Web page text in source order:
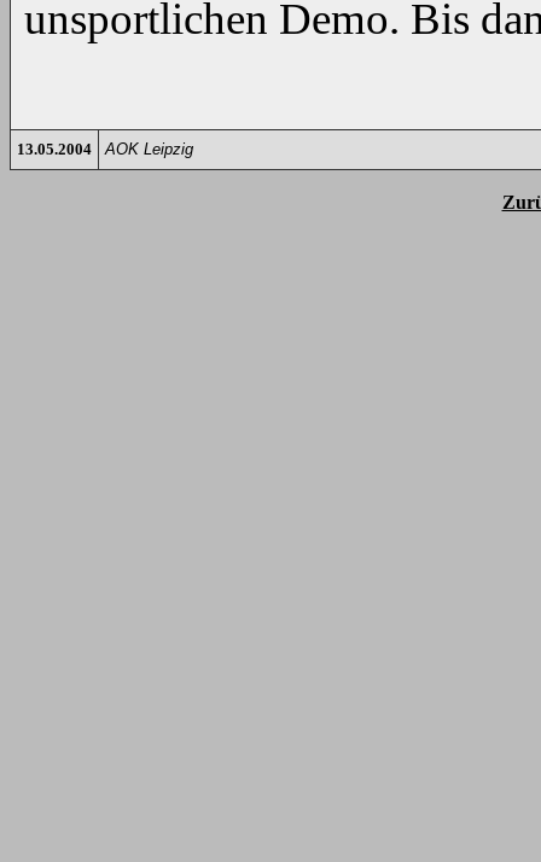
unsportlichen Demo. Bis
13.05.2004 AOK Leipzig